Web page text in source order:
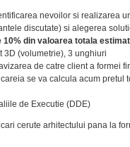
nevoilor si realizarea
discutate) si alegerea
din valoarea totala
3D (volumetrie), 3 unghiuri
de catre client a formei
se va calcula acum
de Executie (DDE)
cerute arhitectului pana la